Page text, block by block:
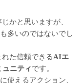
かと思いますが、
多いのではないでし
れた信頼できるAIエ
ニティです。
使えるアクション、